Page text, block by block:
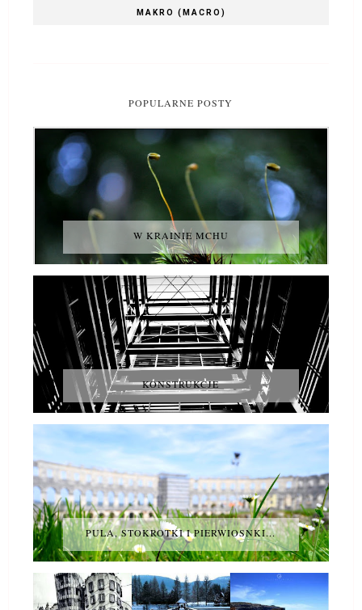
MAKRO (MACRO)
POPULARNE POSTY
W KRAINIE MCHU
KONSTRUKCJE
PULA, STOKROTKI I PIERWIOSNKI...